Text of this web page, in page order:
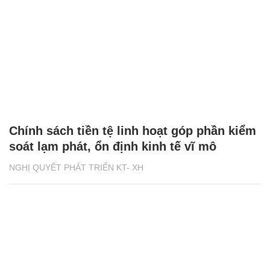
NGHỊ QUYẾT PHÁT TRIỂN KT- XH
Chính sách tiền tệ linh hoạt góp phần kiểm
soát lạm phát, ổn định kinh tế vĩ mô